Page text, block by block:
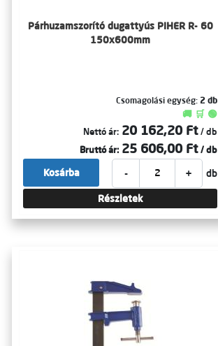
Párhuzamszorító dugattyús PIHER R- 60
150x600mm
Csomagolási egység: 2 db
🚚 🛒 🟢
Nettó ár: 20 162,20 Ft / db
Bruttó ár: 25 606,00 Ft / db
- + db
Kosárba
Részletek